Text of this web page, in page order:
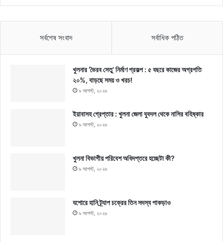
সর্বশেষ সংবাদ সর্বাধিক পঠিত
খুলনার ‘ভৈরব সেতু’ নির্মাণ প্রকল্প : ৫ বছরে কাজের অগ্রগতি
২০%, বাড়ছে সময় ও খরচ!
৯ আগস্ট, ২০২৬
ইয়াবাসহ গ্রেপ্তার : খুলনা জেলা যুবদল থেকে নাসির বহিষ্কার
৯ আগস্ট, ২০২৬
খুলনা বিভাগীয় পরিবেশ অধিদপ্তরে হচ্ছেটা কী?
৯ আগস্ট, ২০২৬
যশোরে হানি ট্র্যাপ চক্রের তিন সদস্য পাকড়াও
৯ আগস্ট, ২০২৬